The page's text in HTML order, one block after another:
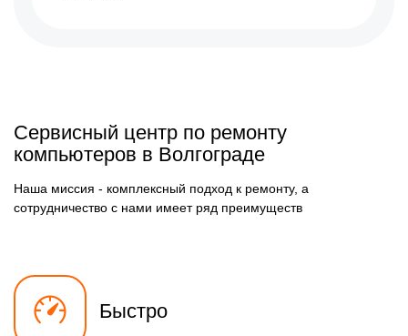
Сервисный центр по ремонту
компьютеров в Волгограде
Наша миссия - комплексный подход к ремонту, а
сотрудничество с нами имеет ряд преимуществ
Быстро